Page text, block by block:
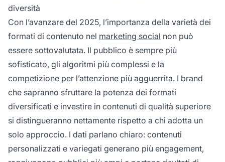
diversità
Con l’avanzare del 2025, l’importanza della varietà dei
formati di contenuto nel marketing social non può
essere sottovalutata. Il pubblico è sempre più
sofisticato, gli algoritmi più complessi e la
competizione per l’attenzione più agguerrita. I brand
che sapranno sfruttare la potenza dei formati
diversificati e investire in contenuti di qualità superiore
si distingueranno nettamente rispetto a chi adotta un
solo approccio. I dati parlano chiaro: contenuti
personalizzati e variegati generano più engagement,